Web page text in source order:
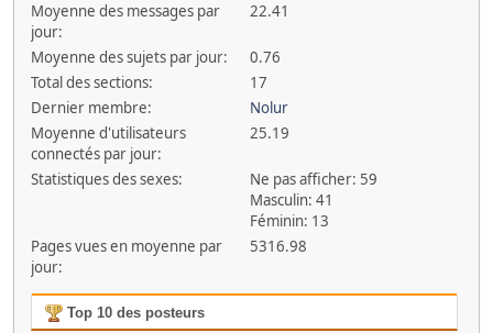
Moyenne des messages par
jour:
22.41
Moyenne des sujets par jour:
0.76
Total des sections:
17
Dernier membre:
Nolur
Moyenne d'utilisateurs
connectés par jour:
25.19
Statistiques des sexes:
Ne pas afficher: 59
Masculin: 41
Féminin: 13
Pages vues en moyenne par
jour:
5316.98
Top 10 des posteurs